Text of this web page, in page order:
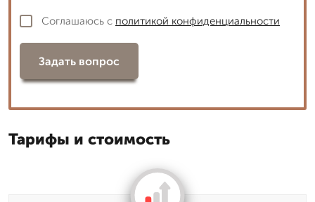
Соглашаюсь с политикой конфиденциальности
Задать вопрос
Тарифы и стоимость